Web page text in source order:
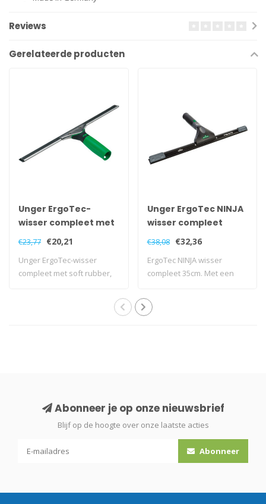
Reviews
Gerelateerde producten
Unger ErgoTec-
wisser compleet met
soft rubber, 35cm
€23,77 €20,21
Unger ErgoTec-wisser
compleet met soft rubber,
Unger ErgoTec NINJA
wisser compleet
35cm
€38,08 €32,36
ErgoTec NINJA wisser
compleet 35cm. Met een
Abonneer je op onze nieuwsbrief
Blijf op de hoogte over onze laatste acties
Abonneer